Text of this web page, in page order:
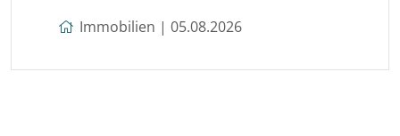
Immobilien | 05.08.2026